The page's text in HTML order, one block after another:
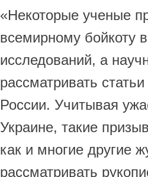
«Некоторые ученые
всемирному бойкоту
исследований, а
рассматривать
России. Учитывая
Украине, такие
как и многие другие
рассматривать